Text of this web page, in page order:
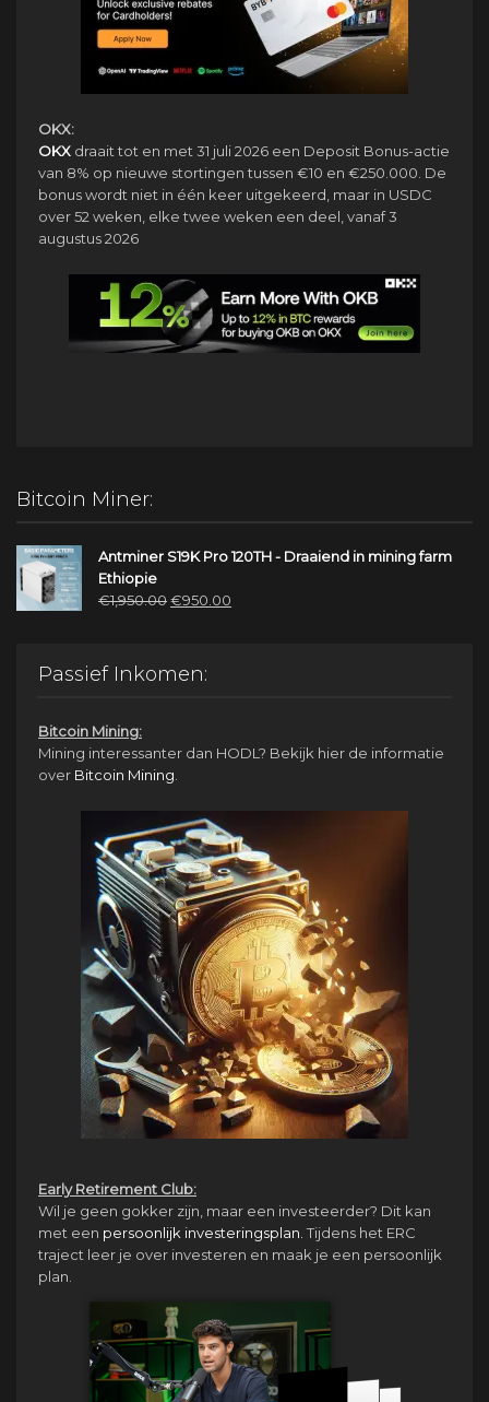
OKX:
OKX draait tot en met 31 juli 2026 een Deposit Bonus-actie
van 8% op nieuwe stortingen tussen €10 en €250.000. De
bonus wordt niet in één keer uitgekeerd, maar in USDC
over 52 weken, elke twee weken een deel, vanaf 3
augustus 2026
Bitcoin Miner:
Antminer S19K Pro 120TH - Draaiend in mining farm
Ethiopie
€1,950.00Oorspronkelijke
€950.00
Passief Inkomen:
Bitcoin Mining:
Mining interessanter dan HODL? Bekijk hier de informatie
over Bitcoin Mining.
Early Retirement Club:
Wil je geen gokker zijn, maar een investeerder? Dit kan
met een persoonlijk investeringsplan. Tijdens het ERC
traject leer je over investeren en maak je een persoonlijk
plan.